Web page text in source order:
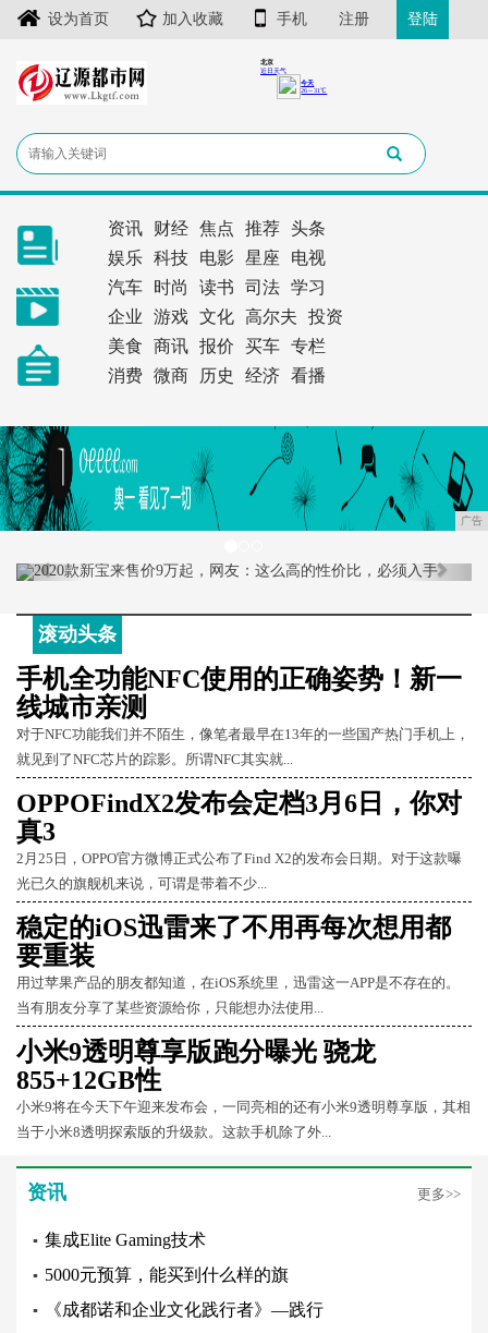
设为首页 加入收藏 手机 注册 登陆
资讯 财经 焦点 推荐
头条
娱乐
科技 电影 星座
电视
汽车
时尚 读书 司法
学习
企业
游戏 文化 高尔夫
投资
美食
商讯 报价 买车
专栏
消费
微商 历史 经济 看播
广告
Previous Next
滚动头条
手机全功能NFC使用的正确姿势！新一
线城市亲测
对于NFC功能我们并不陌生，像笔者最早在13年的一些国产热门手机上，
就见到了NFC芯片的踪影。所谓NFC其实就...
OPPOFindX2发布会定档3月6日，你对
真3
2月25日，OPPO官方微博正式公布了Find X2的发布会日期。对于这款曝
光已久的旗舰机来说，可谓是带着不少...
稳定的iOS迅雷来了不用再每次想用都
要重装
用过苹果产品的朋友都知道，在iOS系统里，迅雷这一APP是不存在的。
当有朋友分享了某些资源给你，只能想办法使用...
小米9透明尊享版跑分曝光 骁龙
855+12GB性
小米9将在今天下午迎来发布会，一同亮相的还有小米9透明尊享版，其相
当于小米8透明探索版的升级款。这款手机除了外...
资讯 更多>>
▪ 集成Elite Gaming技术
▪ 5000元预算，能买到什么样的旗
▪ 《成都诺和企业文化践行者》—践行